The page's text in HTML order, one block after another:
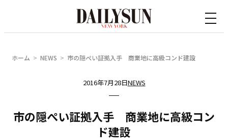
ホーム NEWS 市の隠ぺい証拠入手 商業地に高級コンド建設
2016年7月28日NEWS
市の隠ぺい証拠入手 商業地に高級コン
ド建設